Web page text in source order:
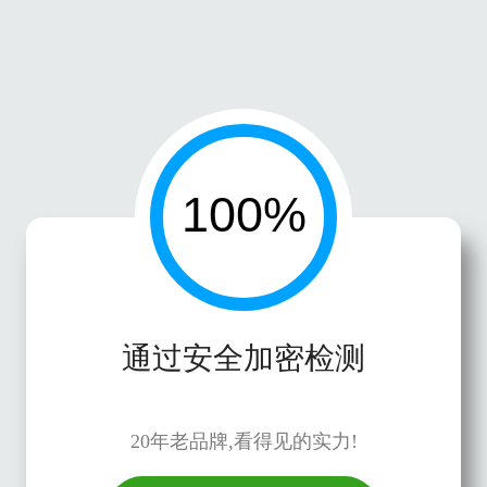
通过安全加密检测
20年老品牌,看得见的实力!